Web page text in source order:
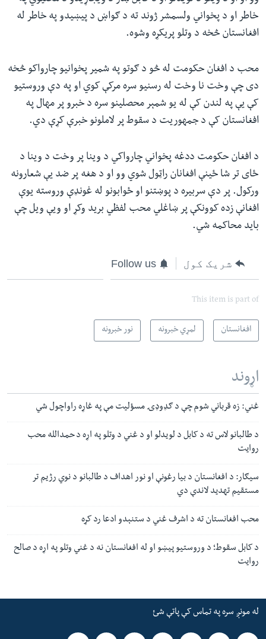
خاطر او د پخواني ولسمشر ژوند ته د ګواښ د پیښیدو په خاطر له
افغانستان څخه د وتلو پریکړه وشوه.
محب د افغان حکومت له څو د ګوتو په شمیر پخوانیو چارواکو څخه
دی چې وخت نا وخت له رسنیو سره مرکې کوي او په دې وروستیو
کې یې په لندن کې له یو شمېر محصلینو سره د خبرو پر مهال په
افغانستان کې د جمهوریت د سقوط پر لاملونو خبرې کړې دي.
د افغان حکومت ددغه پخواني چارواکي د وینا پر وخت د وینا د
ځای تر شا ځینې افغانان راټول شوي وو او د هغه پر ضد یې شعارونه
ورکول. پر دې سربیره د پوښتنو او ځوابونو له غونډې وروسته یوې
افغانې زده کوونکې پر ښاغلي محب لفظي برید وکړ او ویې ویل چې
باید محاکمه شي.
شریک کول Follow us
This item is part of
افغانستان لمړي خبرونه نور خبرونه
اړوند
غني: زه قرباني شوم چې د ګډوډۍ مسؤلیت مې په غاړه راواچول شي
د طالبانو لاس ته د کابل د لویدلو او د غني د وتلو په اړه د حمدالله محب
روایت
سیګار: د افغانستان د بیا رغونې او نور اهداف د طالبانو د نوي رژیم تر
مستقیم تهدید لاندې دي
محب افغانستان ته د اشرف غني د ستنېدو ادعا رد کړه
د کابل سقوط؛ د وروستیو پيښو او له افغانستان نه د غني‌ وتلو په اړه د صالح
روایت
له مونږ سره په تماس کې پاتې شئ